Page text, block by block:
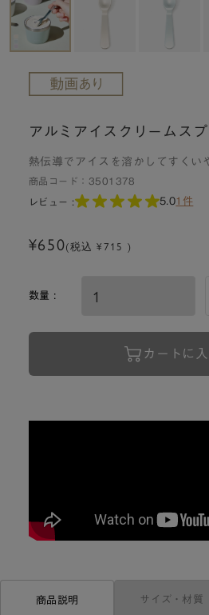
アルミアイスクリームスプ
熱伝導でアイスを溶かしてすくい
商品コード： 3501378
レビュー : 5.01件
¥650(税込 ¥715 )
数量 :
カートに
商品説明 サイズ・材質